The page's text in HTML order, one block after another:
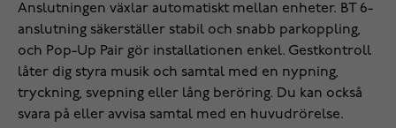
Anslutningen växlar automatiskt mellan enheter. BT 6-
anslutning säkerställer stabil och snabb parkoppling,
och Pop-Up Pair gör installationen enkel. Gestkontroll
låter dig styra musik och samtal med en nypning,
tryckning, svepning eller lång beröring. Du kan också
svara på eller avvisa samtal med en huvudrörelse.